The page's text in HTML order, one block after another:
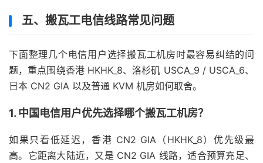
五、搬瓦工电信线路常见问题
下面整理几个电信用户选择搬瓦工机房时最容易纠结的问
题，重点围绕香港 HKHK_8、洛杉矶 USCA_9 / USCA_6、
日本 CN2 GIA 以及普通 KVM 机房如何取舍。
1. 中国电信用户优先选择哪个搬瓦工机房？
如果只看低延迟，香港 CN2 GIA（HKHK_8）优先级最
高。它距离大陆近，又是 CN2 GIA 线路，适合预算充足、